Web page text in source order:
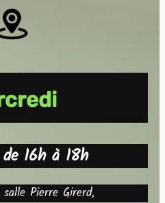
16h à 18h
Pierre Girerd,